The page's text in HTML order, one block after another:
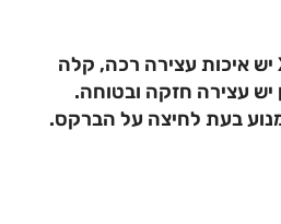
ברקסים שמן מבית XOD יש איכות עצירה רכה, קלה
יש עצירה חזקה ובטוחה.
בעת לחיצה על הברקס.